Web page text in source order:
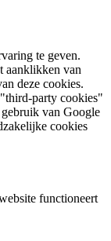
te geven.
aanklikken van
deze cookies.
party cookies"
van Google
cookies
functioneert